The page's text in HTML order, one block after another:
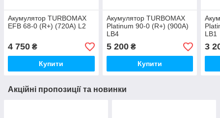
Акумулятор TURBOMAX
EFB 68-0 (R+) (720A) L2
4 750 ₴
Купити
Акумулятор TURBOMAX
Platinum 90-0 (R+) (900A)
LB4
5 200₴
Купити
LB1
3
Акційні пропозиції та новинки